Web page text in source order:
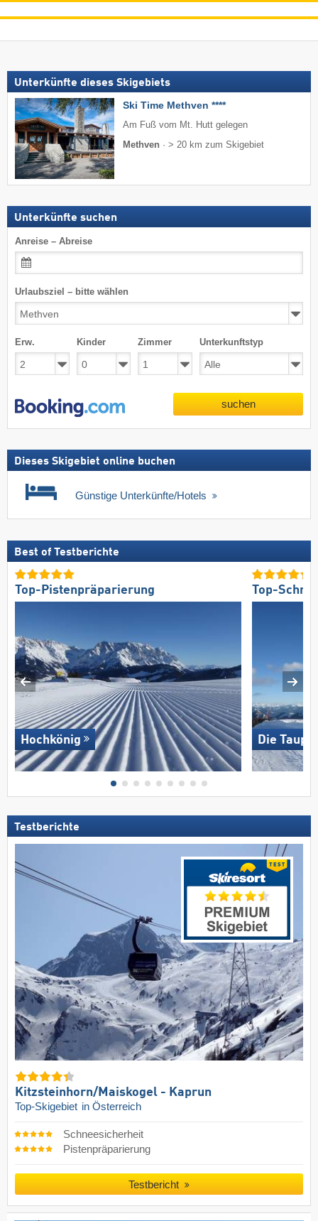
Unterkünfte dieses Skigebiets
Ski Time Methven ****
Am Fuß vom Mt. Hutt gelegen
Methven · > 20 km zum Skigebiet
Unterkünfte suchen
Anreise – Abreise
Urlaubsziel – bitte wählen
Erw. Kinder Zimmer Unterkunftstyp
suchen
Dieses Skigebiet online buchen
Günstige Unterkünfte/Hotels
Best of Testberichte
Top-Pistenpräparierung
Hochkönig
Top-
Die
Testberichte
Kitzsteinhorn/​Maiskogel - Kaprun
Top-Skigebiet in Österreich
Schneesicherheit
Pistenpräparierung
Testbericht